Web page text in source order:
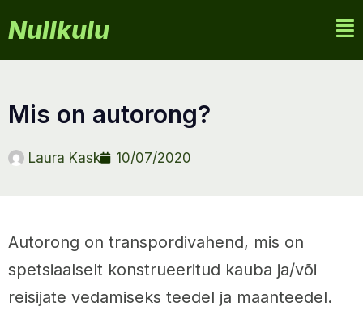
Nullkulu
mis on autorong?
Laura Kask 10/07/2020
Autorong on transpordivahend, mis on
spetsiaalselt konstrueeritud kauba ja/või
reisijate vedamiseks teedel ja maanteedel.